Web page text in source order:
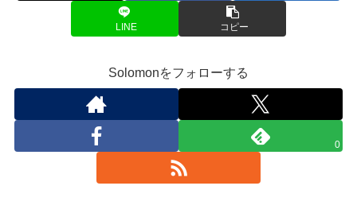
LINE コピー
Solomonをフォローする
0